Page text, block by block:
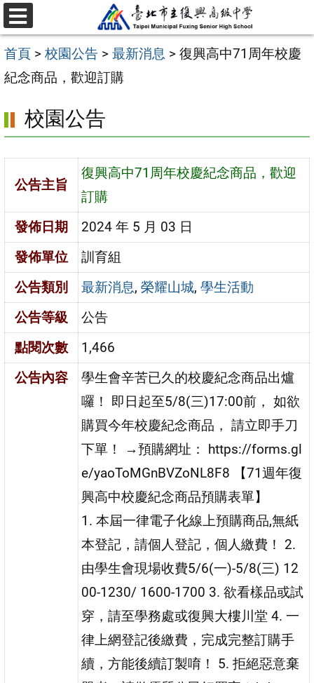
跳
至
主
要
容
區
選
單
首頁 > 校園公告 > 最新消息 > 復興高中71周年校慶
紀念商品，歡迎訂購
校園公告
公告主旨
復興高中71周年校慶紀念商品，歡迎
訂購
發佈日期
2024 年 5 月 03 日
發佈單位
訓育組
公告類別
最新消息,榮耀山城,學生活動
公告等級
公告
點閱次數
1,466
公告內容
學生會辛苦已久的校慶紀念商品出爐
囉！ 即日起至5/8(三)17:00前， 如欲
購買今年校慶紀念商品， 請立即手刀
下單！ →預購網址： https://forms.gl
e/yaoToMGnBVZoNL8F8 【71週年復
興高中校慶紀念商品預購表單】
1. 本屆一律電子化線上預購商品,無紙
本登記，請個人登記，個人繳費！ 2.
由學生會現場收費5/6(一)-5/8(三) 12
00-1230/ 1600-1700 3. 欲看樣品或試
穿，請至學務處或復興大樓川堂 4. 一
律上網登記後繳費，完成完整訂購手
續，方能後續訂製唷！ 5. 拒絕惡意棄